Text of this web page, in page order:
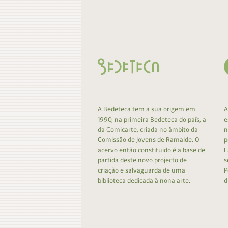
A Bedeteca tem a sua origem em
1990, na primeira Bedeteca do país, a
da Comicarte, criada no âmbito da
Comissão de Jovens de Ramalde. O
acervo então constituído é a base de
partida deste novo projecto de
criação e salvaguarda de uma
biblioteca dedicada à nona arte.